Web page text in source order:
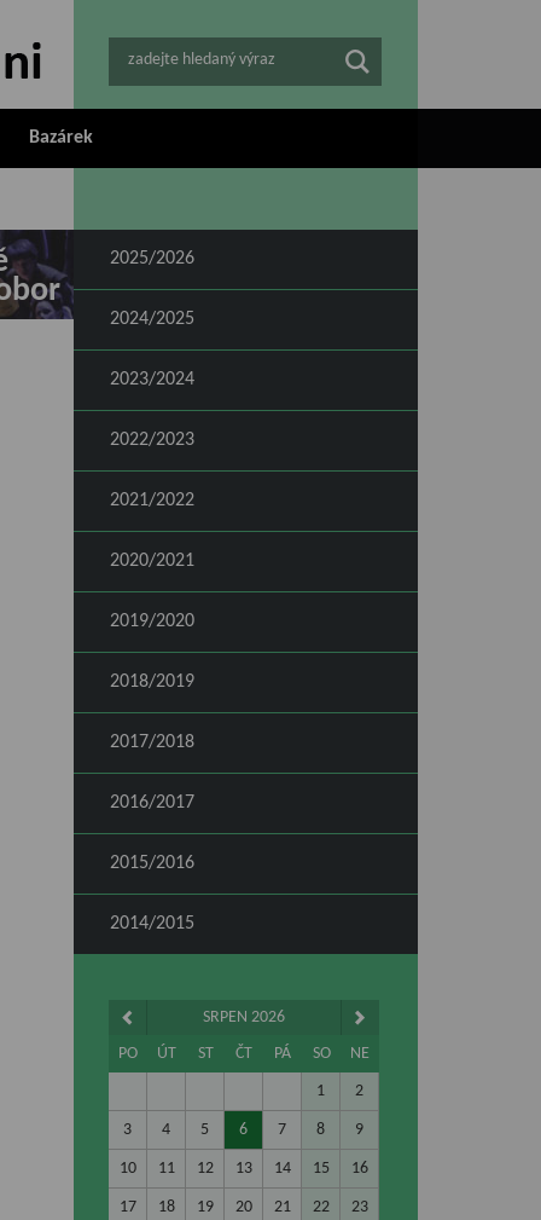
zadejte hledaný výraz
Bazárek
2025/2026
2024/2025
2023/2024
2022/2023
2021/2022
2020/2021
2019/2020
2018/2019
2017/2018
2016/2017
2015/2016
2014/2015
SRPEN 2026
PO
ÚT ST ČT PÁ SO NE
1 2
3 4 5 6 7 8 9
10 11 12 13 14 15 16
17 18 19 20 21 22 23